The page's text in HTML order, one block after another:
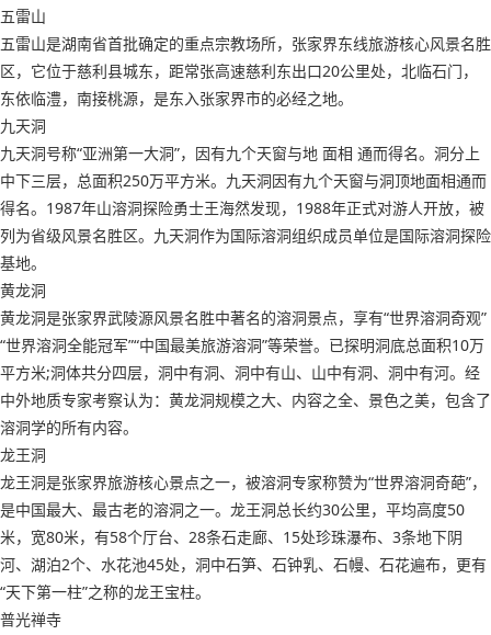
五雷山
五雷山是湖南省首批确定的重点宗教场所，张家界东线旅游核心风景名胜
区，它位于慈利县城东，距常张高速慈利东出口20公里处，北临石门，
东依临澧，南接桃源，是东入张家界市的必经之地。
九天洞
九天洞号称“亚洲第一大洞”，因有九个天窗与地 面相 通而得名。洞分上
中下三层，总面积250万平方米。九天洞因有九个天窗与洞顶地面相通而
得名。1987年山溶洞探险勇士王海然发现，1988年正式对游人开放，被
列为省级风景名胜区。九天洞作为国际溶洞组织成员单位是国际溶洞探险
基地。
黄龙洞
黄龙洞是张家界武陵源风景名胜中著名的溶洞景点，享有“世界溶洞奇观”
“世界溶洞全能冠军”“中国最美旅游溶洞”等荣誉。已探明洞底总面积10万
平方米;洞体共分四层，洞中有洞、洞中有山、山中有洞、洞中有河。经
中外地质专家考察认为：黄龙洞规模之大、内容之全、景色之美，包含了
溶洞学的所有内容。
龙王洞
龙王洞是张家界旅游核心景点之一，被溶洞专家称赞为“世界溶洞奇葩”，
是中国最大、最古老的溶洞之一。龙王洞总长约30公里，平均高度50
米，宽80米，有58个厅台、28条石走廊、15处珍珠瀑布、3条地下阴
河、湖泊2个、水花池45处，洞中石笋、石钟乳、石幔、石花遍布，更有
“天下第一柱”之称的龙王宝柱。
普光禅寺